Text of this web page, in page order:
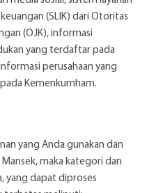
(SLIK) dari Otoritas
(OJK), informasi
yang terdaftar pada
perusahaan yang
Kemenkumham.
yang Anda gunakan dan
maka kategori dan
yang dapat diproses